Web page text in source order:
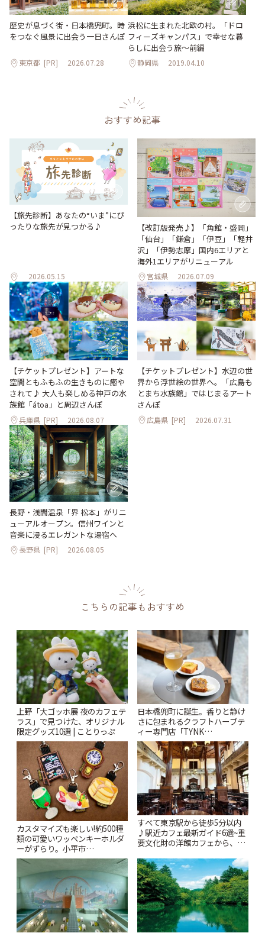
歴史が息づく街・日本橋兜町。時
をつなぐ風景に出会う一日さんぽ
東京都 [PR] 2026.07.28
浜松に生まれた北欧の村。「ドロ
フィーズキャンパス」で幸せな暮
らしに出会う旅～前編
静岡県 2019.04.10
おすすめ記事
【旅先診断】あなたの“いま”にぴ
ったりな旅先が見つかる♪
2026.05.15
【改訂版発売♪】「角館・盛岡」
「仙台」「鎌倉」「伊豆」「軽井
沢」「伊勢志摩」国内6エリアと
海外1エリアがリニューアル
宮城県 2026.07.09
【チケットプレゼント】アートな
空間ともふもふの生きものに癒や
されて♪ 大人も楽しめる神戸の水
族館「átoa」と周辺さんぽ
兵庫県 [PR] 2026.08.07
【チケットプレゼント】水辺の世
界から浮世絵の世界へ。「広島も
とまち水族館」ではじまるアート
さんぽ
広島県 [PR] 2026.07.31
長野・浅間温泉「界 松本」がリニ
ューアルオープン。信州ワインと
音楽に浸るエレガントな湯宿へ
長野県 [PR] 2026.08.05
こちらの記事もおすすめ
上野「大ゴッホ展 夜のカフェテ
ラス」で見つけた、オリジナル
限定グッズ10選 | ことりっぷ
日本橋兜町に誕生。香りと静け
さに包まれるクラフトハーブテ
ィー専門店「TYNK
Kabutocho」 | ことりっぷ
カスタマイズも楽しい!約500種
類の可愛いワッペンキーホルダ
ーがずらり。小平市
「Kimamaya T&K」 | ことりっ
すべて東京駅から徒歩5分以内
♪駅近カフェ最新ガイド6選~重
要文化財の洋館カフェから、改
りっぷ